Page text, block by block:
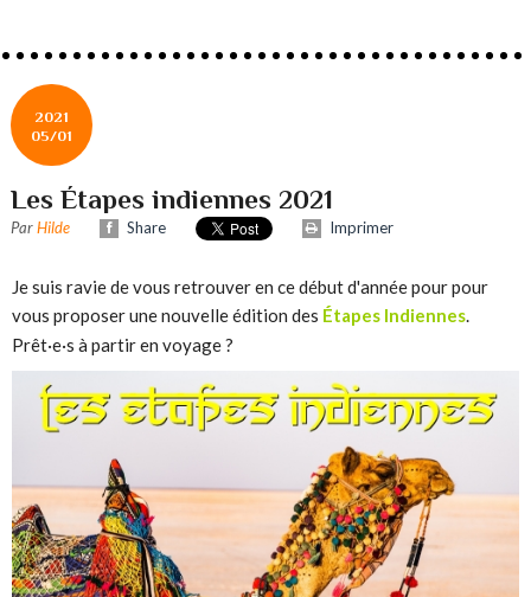
2021
05/01
Les Étapes indiennes 2021
Par Hilde Share Imprimer
Je suis ravie de vous retrouver en ce début d'année pour pour
vous proposer une nouvelle édition des Étapes Indiennes
Prêt·e·s à partir en voyage ?